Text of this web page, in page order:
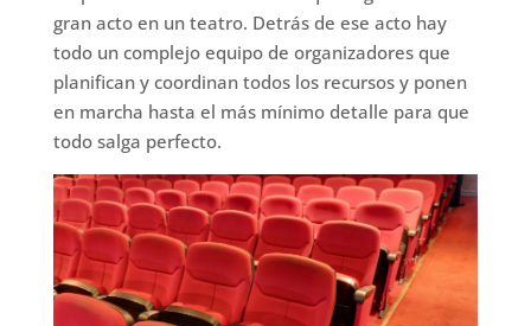
gran acto en un teatro. Detrás de ese acto hay
todo un complejo equipo de organizadores que
planifican y coordinan todos los recursos y ponen
en marcha hasta el más mínimo detalle para que
todo salga perfecto.